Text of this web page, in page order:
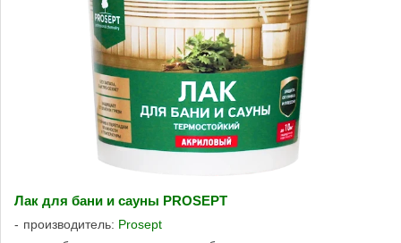
Лак для бани и сауны PROSEPT
производитель: Prosept